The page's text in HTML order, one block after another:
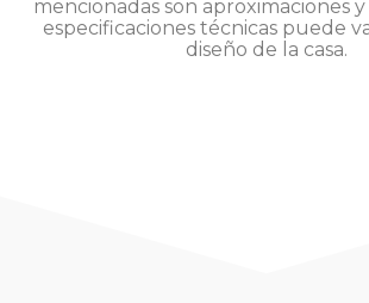
mencionadas son aproximaciones
especificaciones técnicas puede
diseño de la casa.